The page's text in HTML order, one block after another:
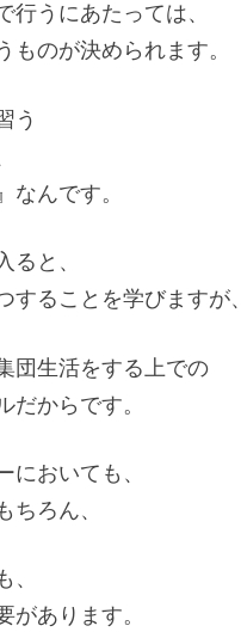
行うにあたっては、
ものが決められます。
う
なんです。
ると、
することを学びますが、
団生活をする上での
だからです。
においても、
ちろん、
、
があります。